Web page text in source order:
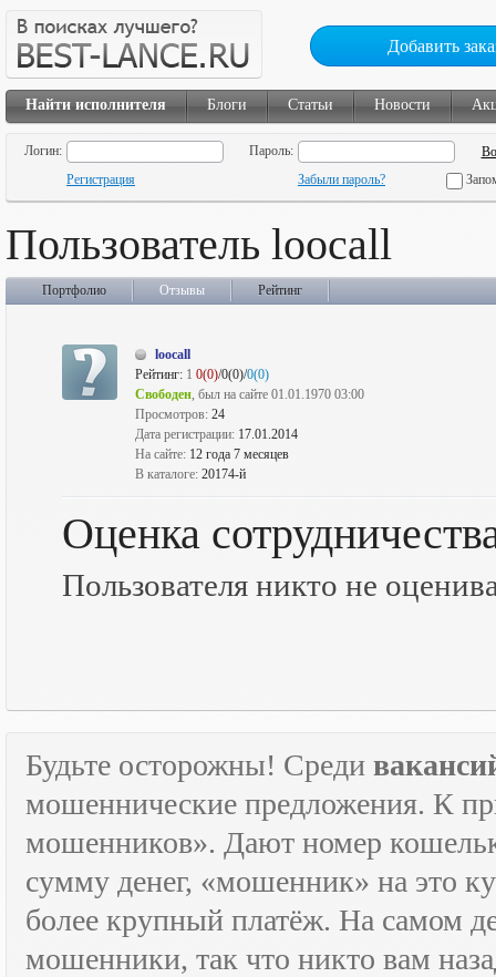
Добавить
Найти исполнителя Блоги Статьи Новости
Логин:
Пароль:
Регистрация
Забыли пароль?
Пользователь loocall
Портфолио Отзывы Рейтинг
loocall
Рейтинг: 1 0(0)/0(0)/0(0)
Свободен, был на сайте 01.01.1970 03:00
Просмотров: 24
Дата регистрации: 17.01.2014
На сайте: 12 года 7 месяцев
В каталоге: 20174-й
Оценка
Пользователя никто не
Будьте осторожны! Среди
мошеннические предложения. К
мошенников». Дают номер
сумму денег, «мошенник» на это
более крупный платёж. На самом
мошенники, так что никто вам